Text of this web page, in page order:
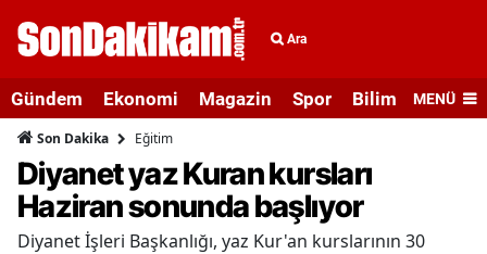
Ara
Gündem Ekonomi Magazin Spor Bilim veMENÜ
Son Dakika Eğitim
Diyanet yaz Kuran kursları
Haziran sonunda başlıyor
Diyanet İşleri Başkanlığı, yaz Kur'an kurslarının 30